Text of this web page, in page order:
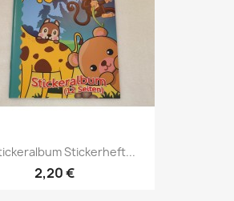
Stickerheft...
2,20 €